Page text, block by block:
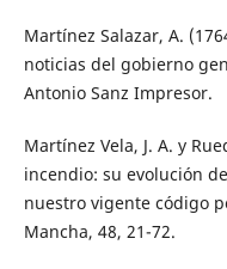
Martínez Salazar, A.
noticias del gobierno
Antonio Sanz Impresor.
Martínez Vela, J. A. y
incendio: su evolución
nuestro vigente código
Mancha, 48, 21-72.